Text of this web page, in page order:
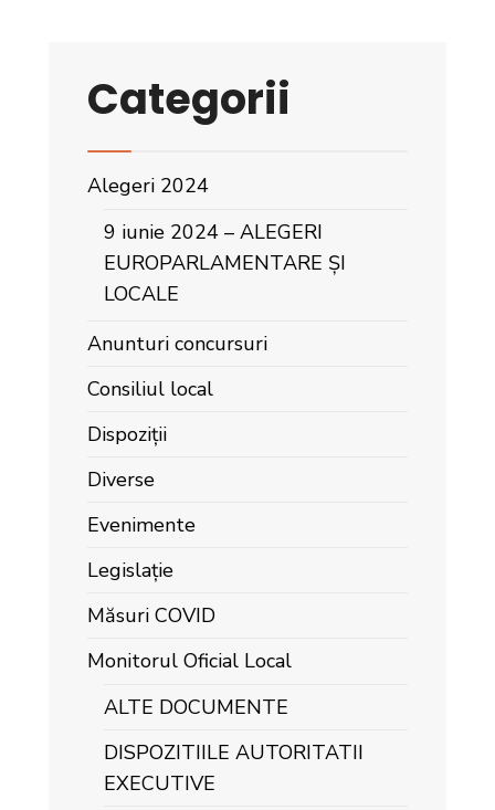
Categorii
Alegeri 2024
9 iunie 2024 – ALEGERI
EUROPARLAMENTARE ȘI
LOCALE
Anunturi concursuri
Consiliul local
Dispoziții
Diverse
Evenimente
Legislație
Măsuri COVID
Monitorul Oficial Local
ALTE DOCUMENTE
DISPOZITIILE AUTORITATII
EXECUTIVE